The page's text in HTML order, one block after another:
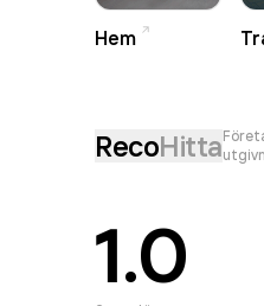
Hem
RecoHitta
1.0